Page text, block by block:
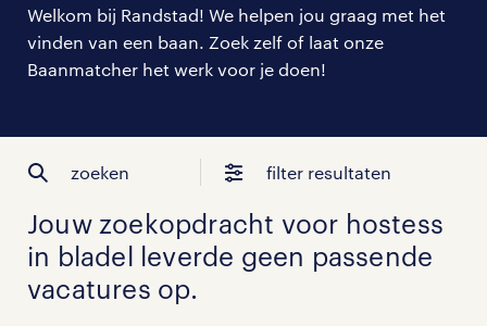
mijn carrière
over randstad
Welkom bij Randstad! We helpen jou graag met het
vinden van een baan. Zoek zelf of laat onze
Baanmatcher het werk voor je doen!
zoeken filter resultaten
Jouw zoekopdracht voor hostess
in bladel leverde geen passende
vacatures op.